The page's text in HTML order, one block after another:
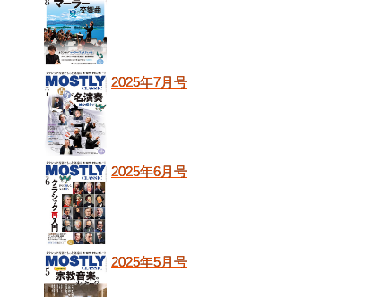
2025年7月号
2025年6月号
2025年5月号